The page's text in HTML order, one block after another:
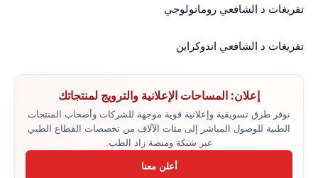
تفريغات د الشافعي روماتولوجي
تفريغات د الشافعي اندوكراين
إعلان: المساحات الإعلانية والترويج لمنتجاتك
نوفر طرق تسويقية وإعلانية قوية موجهة للشركات وأصحاب المنتجات
الطبية للوصول المباشر إلى مئات الآلاف من تخصصات القطاع الطبي
عبر شبكة ومنصة زاد الطب.
أعلن معنا